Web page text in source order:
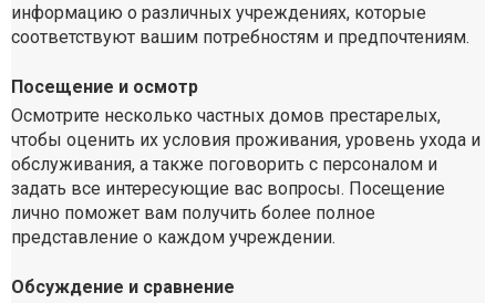
информацию о различных учреждениях, которые
соответствуют вашим потребностям и предпочтениям.
Посещение и осмотр
Осмотрите несколько частных домов престарелых,
чтобы оценить их условия проживания, уровень ухода и
обслуживания, а также поговорить с персоналом и
задать все интересующие вас вопросы. Посещение
лично поможет вам получить более полное
представление о каждом учреждении.
Обсуждение и сравнение